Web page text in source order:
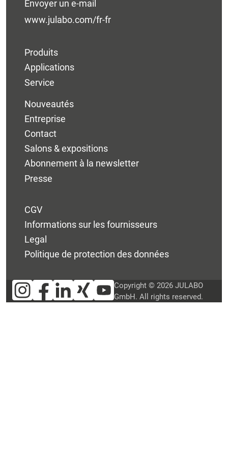
Envoyer un e-mail
www.julabo.com/fr-fr
Produits
Applications
Service
Nouveautés
Entreprise
Contact
Salons & expositions
Abonnement à la newsletter
Presse
CGV
Informations sur les fournisseurs
Legal
Politique de protection des données
Copyright © 2026 JULABO
GmbH. All rights reserved.